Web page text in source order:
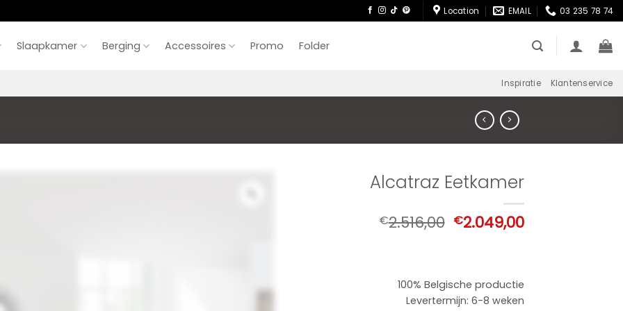
Location EMAIL 03 235 78 74
Slaapkamer Berging Accessoires Promo Folder
Inspiratie Klantenservice
Alcatraz Eetkamer
€2.516,00 Oorspronkelijke
€2.049,00Huidige
100% Belgische productie
Levertermijn: 6-8 weken